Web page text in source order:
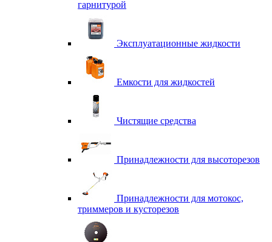
гарнитурой
Эксплуатационные жидкости
Емкости для жидкостей
Чистящие средства
Принадлежности для высоторезов
Принадлежности для мотокос,
триммеров и кусторезов